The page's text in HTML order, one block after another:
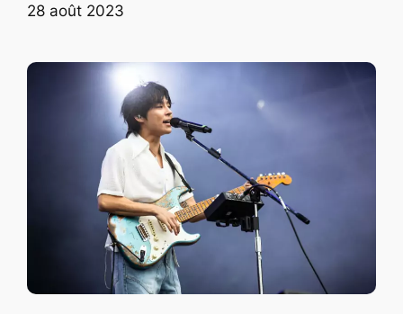
28 août 2023